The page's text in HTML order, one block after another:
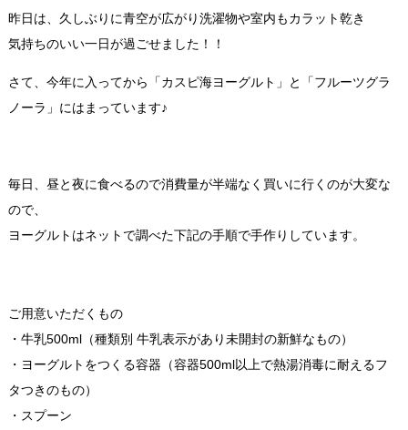
昨日は、久しぶりに青空が広がり洗濯物や室内もカラット乾き
気持ちのいい一日が過ごせました！！
さて、今年に入ってから「カスピ海ヨーグルト」と「フルーツグラ
ノーラ」にはまっています♪
毎日、昼と夜に食べるので消費量が半端なく買いに行くのが大変な
ので、
ヨーグルトはネットで調べた下記の手順で手作りしています。
ご用意いただくもの
・牛乳500ml（種類別 牛乳表示があり未開封の新鮮なもの）
・ヨーグルトをつくる容器（容器500ml以上で熱湯消毒に耐えるフ
タつきのもの）
・スプーン